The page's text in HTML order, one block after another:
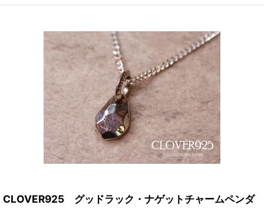
CLOVER925 グッドラック・ナゲットチャームペンダ